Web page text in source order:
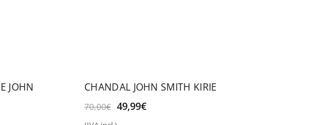
JOHN
CHANDAL JOHN SMITH KIRIE
70,00€ El
49,99€El